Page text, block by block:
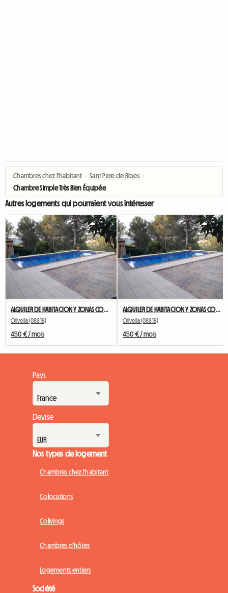
Chambres chez l'habitant › Sant Pere de Ribes ›
Chambre Simple Très Bien Équipée
Autres logements qui pourraient vous intéresser
ALQUILER DE HABITACION Y ZONAS COMUNES EN OLIVELLA
Olivella (08818)
450 € / mois
ALQUILER DE HABITACION Y ZONAS COMUNES EN OLIVELLA
Olivella (08818)
450 € / mois
Pays
Devise
Nos types de logement
Chambres chez l'habitant
Colocations
Colivings
Chambres d'hôtes
Logements entiers
Société